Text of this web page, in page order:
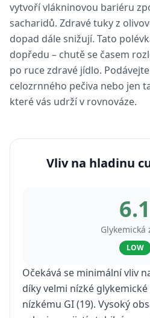
vytvoří vlákninovou bariéru
sacharidů. Zdravé tuky z
dopad dále snižují. Tato
dopředu – chutě se časem
po ruce zdravé jídlo.
celozrnného pečiva nebo jen
které vás udrží v rovnováze.
Vliv na hladinu
6.1
Glykemická
LOW
Očekává se minimální vliv
díky velmi nízké glykemické
nízkému GI (19). Vysoký